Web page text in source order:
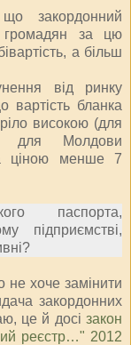
закордонний
громадян за цю
а більш
від ринку
бланка
високою (для
для Молдови
ціною менше 7
паспорта,
підприємстві,
хоче замінити
закордонних
це й досі закон
реєстр…" 2012